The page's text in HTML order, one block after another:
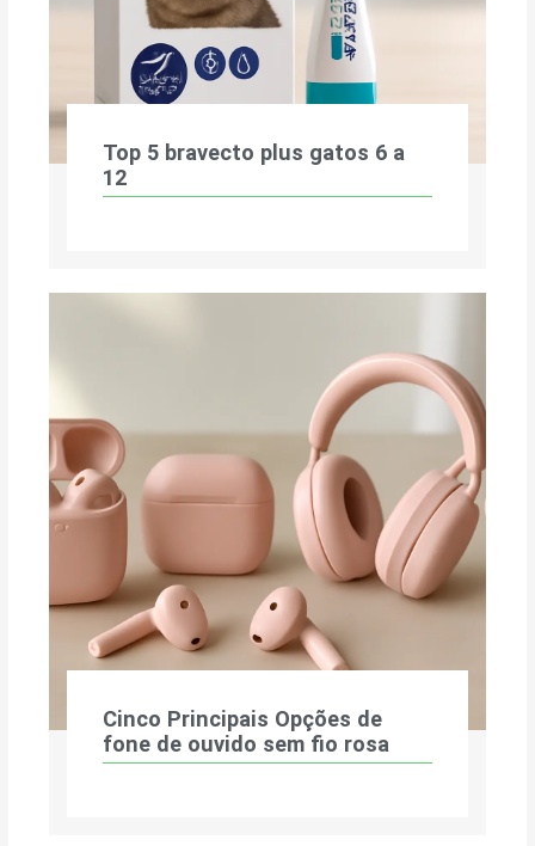
Top 5 bravecto plus gatos 6 a
12
Cinco Principais Opções de
fone de ouvido sem fio rosa